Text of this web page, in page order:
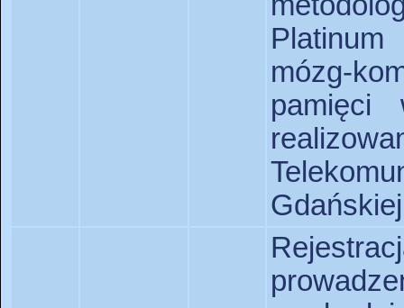
Platinum
mózg-
pamięci